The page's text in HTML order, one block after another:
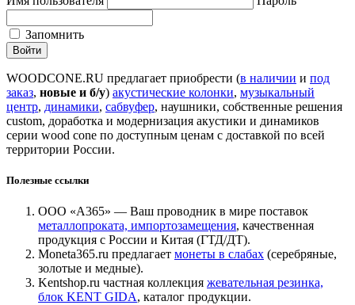
Запомнить
WOODCONE.RU предлагает приобрести (в наличии и под
заказ, новые и б/у) акустические колонки, музыкальный
центр, динамики, сабвуфер, наушники, собственные решения
custom, доработка и модернизация акустики и динамиков
серии wood cone по доступным ценам с доставкой по всей
территории России.
Полезные ссылки
ООО «А365» — Ваш проводник в мире поставок
металлопроката, импортозамещения, качественная
продукция с России и Китая (ГТД/ДТ).
Moneta365.ru предлагает монеты в слабах (серебряные,
золотые и медные).
Kentshop.ru частная коллекция жевательная резинка,
блок KENT GIDA, каталог продукции.